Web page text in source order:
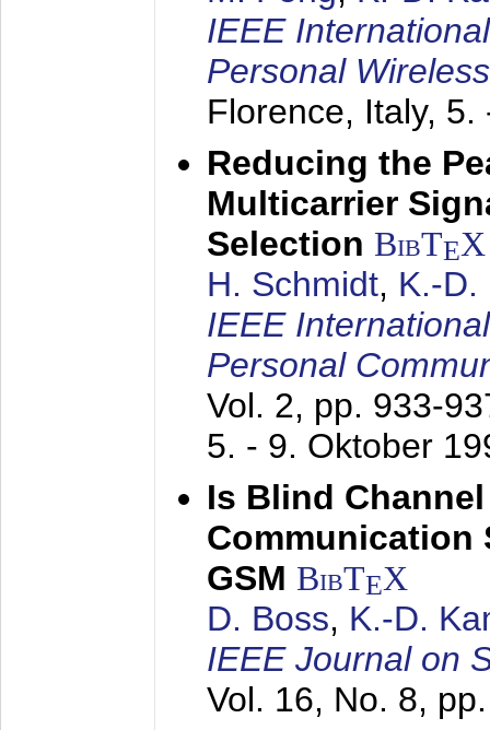
IEEE
Personal
Florence, Italy, 5.
Reducing the
Multicarrier
Selection BibTEX
H. Schmidt, K.-D.
IEEE
Personal
Vol. 2, pp. 933-
5. - 9. Oktober
Is Blind
Communication
GSM BibTEX
D. Boss, K.-D.
IEEE Journal on
Vol. 16, No. 8,